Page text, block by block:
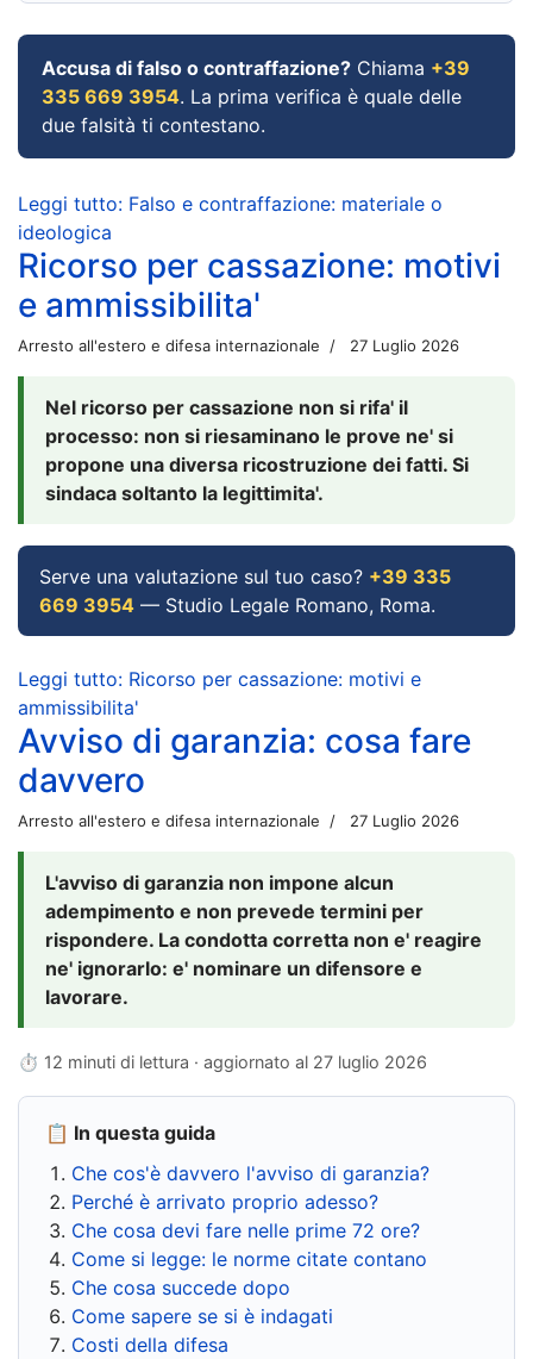
Accusa di falso o contraffazione? Chiama +39
335 669 3954. La prima verifica è quale delle
due falsità ti contestano.
Leggi tutto: Falso e contraffazione: materiale o
ideologica
Ricorso per cassazione: motivi
e ammissibilita'
Arresto all'estero e difesa internazionale 27 Luglio 2026
Nel ricorso per cassazione non si rifa' il
processo: non si riesaminano le prove ne' si
propone una diversa ricostruzione dei fatti. Si
sindaca soltanto la legittimita'.
Serve una valutazione sul tuo caso? +39 335
669 3954 — Studio Legale Romano, Roma.
Leggi tutto: Ricorso per cassazione: motivi e
ammissibilita'
Avviso di garanzia: cosa fare
davvero
Arresto all'estero e difesa internazionale 27 Luglio 2026
L'avviso di garanzia non impone alcun
adempimento e non prevede termini per
rispondere. La condotta corretta non e' reagire
ne' ignorarlo: e' nominare un difensore e
lavorare.
⏱ 12 minuti di lettura · aggiornato al 27 luglio 2026
📋 In questa guida
Che cos'è davvero l'avviso di garanzia?
Perché è arrivato proprio adesso?
Che cosa devi fare nelle prime 72 ore?
Come si legge: le norme citate contano
Che cosa succede dopo
Come sapere se si è indagati
Costi della difesa